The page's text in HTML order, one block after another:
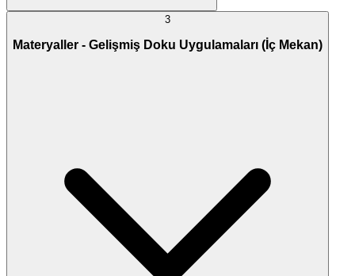
3
Materyaller - Gelişmiş Doku Uygulamaları (İç Mekan)